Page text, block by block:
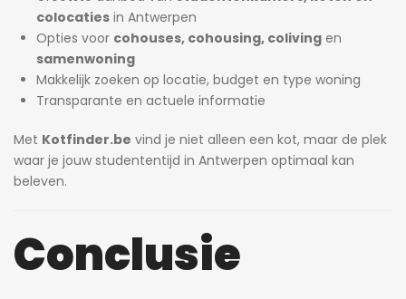
colocaties in Antwerpen
Opties voor cohouses, cohousing, coliving en
samenwoning
Makkelijk zoeken op locatie, budget en type woning
Transparante en actuele informatie
Met Kotfinder.be vind je niet alleen een kot, maar de plek
waar je jouw studententijd in Antwerpen optimaal kan
beleven.
Conclusie